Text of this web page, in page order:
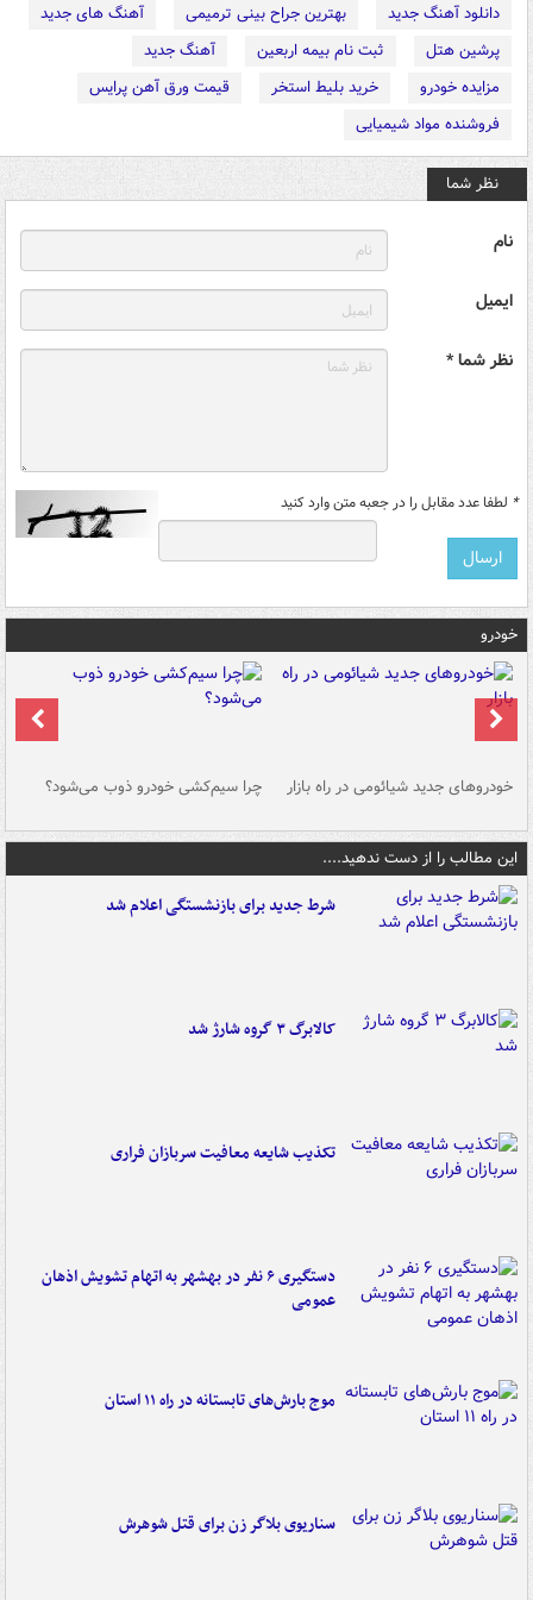
دانلود آهنگ جدید
بهترین جراح بینی ترمیمی
آهنگ های جدید
پرشین هتل
ثبت نام بیمه اربعین
آهنگ جدید
مزایده خودرو
خرید بلیط استخر
قیمت ورق آهن پرایس
فروشنده مواد شیمیایی
نظر شما
نام
ایمیل
نظر شما *
* لطفا عدد مقابل را در جعبه متن وارد کنید
خودرو
خودروهای جدید شیائومی در راه بازار چرا سیم‌کشی خودرو ذوب می‌شود؟
این مطالب را از دست ندهید....
شرط جدید برای بازنشستگی اعلام شد
کالابرگ ۳ گروه شارژ شد
تکذیب شایعه معافیت سربازان فراری
دستگیری ۶ نفر در بهشهر به اتهام تشویش اذهان
عمومی
موج بارش‌های تابستانه در راه ۱۱ استان
سناریوی بلاگر زن برای قتل شوهرش